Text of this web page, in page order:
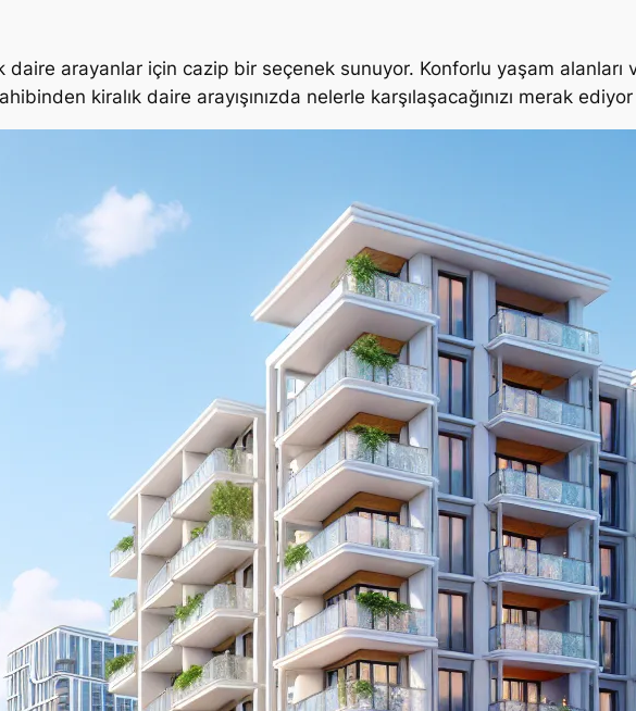
daire arayanlar için cazip bir seçenek sunuyor. Konforlu yaşam
kiralık daire arayışınızda nelerle karşılaşacağınızı merak